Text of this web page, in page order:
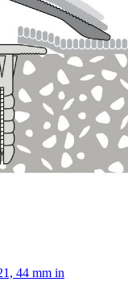
44 mm in